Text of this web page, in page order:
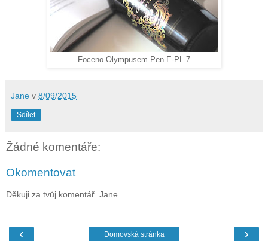
Foceno Olympusem Pen E-PL 7
Jane v 8/09/2015
Sdílet
Žádné komentáře:
Okomentovat
Děkuji za tvůj komentář. Jane
‹ ›
Domovská stránka